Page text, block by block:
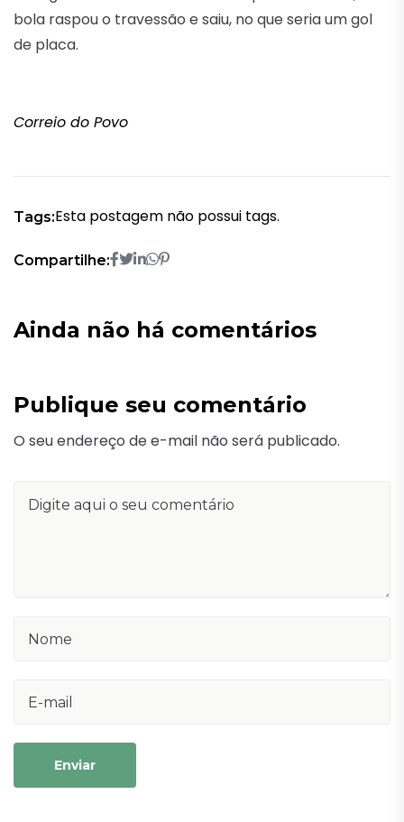
bola raspou o travessão e saiu, no que seria um gol
de placa.
Correio do Povo
Tags:Esta postagem não possui tags.
Compartilhe:
Ainda não há comentários
Publique seu comentário
O seu endereço de e-mail não será publicado.
Enviar